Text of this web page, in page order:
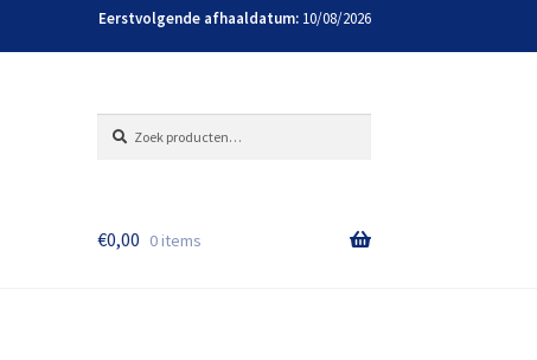
Eerstvolgende afhaaldatum:10/08/2026
Zoeken
€0,00 0 items